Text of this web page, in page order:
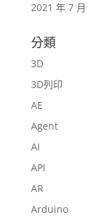
2021 年 7 月
分類
3D
3D列印
AE
Agent
AI
API
AR
Arduino